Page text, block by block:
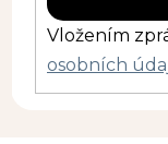
Vložením
osobních